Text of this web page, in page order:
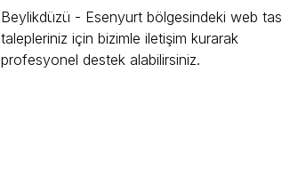
Beylikdüzü - Esenyurt bölgesindeki web
talepleriniz için bizimle iletişim kurarak
profesyonel destek alabilirsiniz.